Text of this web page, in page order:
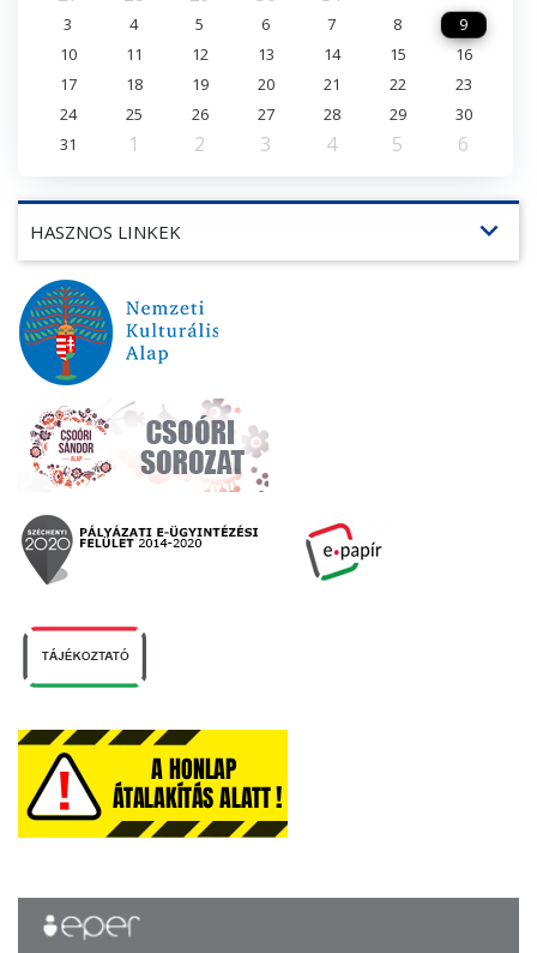
3
4 5 6 7 8
9
10
11 12 13 14 15
16
17
18 19 20 21 22
23
24
25 26 27 28 29
30
31
1 2 3 4 5 6
HASZNOS LINKEK expand_more